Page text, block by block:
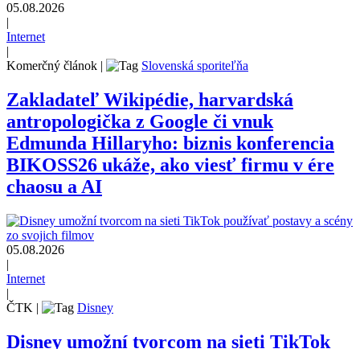
05.08.2026
|
Internet
|
Komerčný článok | Slovenská sporiteľňa
Zakladateľ Wikipédie, harvardská
antropologička z Google či vnuk
Edmunda Hillaryho: biznis konferencia
BIKOSS26 ukáže, ako viesť firmu v ére
chaosu a AI
05.08.2026
|
Internet
|
ČTK | Disney
Disney umožní tvorcom na sieti TikTok